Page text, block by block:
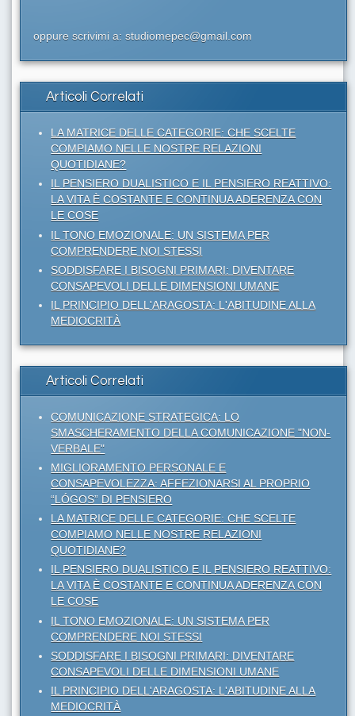
oppure scrivimi a: studiomepec@gmail.com
Articoli Correlati
LA MATRICE DELLE CATEGORIE: CHE SCELTE
COMPIAMO NELLE NOSTRE RELAZIONI
QUOTIDIANE?
IL PENSIERO DUALISTICO E IL PENSIERO REATTIVO:
LA VITA È COSTANTE E CONTINUA ADERENZA CON
LE COSE
IL TONO EMOZIONALE: UN SISTEMA PER
COMPRENDERE NOI STESSI
SODDISFARE I BISOGNI PRIMARI: DIVENTARE
CONSAPEVOLI DELLE DIMENSIONI UMANE
IL PRINCIPIO DELL'ARAGOSTA: L'ABITUDINE ALLA
MEDIOCRITÀ
Articoli Correlati
COMUNICAZIONE STRATEGICA: LO
SMASCHERAMENTO DELLA COMUNICAZIONE "NON-
VERBALE"
MIGLIORAMENTO PERSONALE E
CONSAPEVOLEZZA: AFFEZIONARSI AL PROPRIO
“LÓGOS” DI PENSIERO
LA MATRICE DELLE CATEGORIE: CHE SCELTE
COMPIAMO NELLE NOSTRE RELAZIONI
QUOTIDIANE?
IL PENSIERO DUALISTICO E IL PENSIERO REATTIVO:
LA VITA È COSTANTE E CONTINUA ADERENZA CON
LE COSE
IL TONO EMOZIONALE: UN SISTEMA PER
COMPRENDERE NOI STESSI
SODDISFARE I BISOGNI PRIMARI: DIVENTARE
CONSAPEVOLI DELLE DIMENSIONI UMANE
IL PRINCIPIO DELL'ARAGOSTA: L'ABITUDINE ALLA
MEDIOCRITÀ